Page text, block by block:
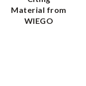
Material from
WIEGO